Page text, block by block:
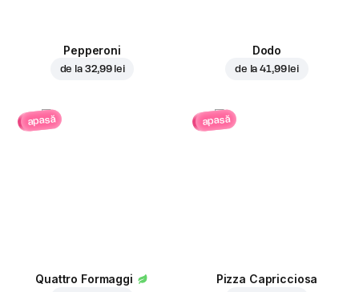
Pepperoni
de la 32,99 lei
Dodo
de la41,99 lei
apasă
Quattro Formaggi
apasă
Pizza Capricciosa